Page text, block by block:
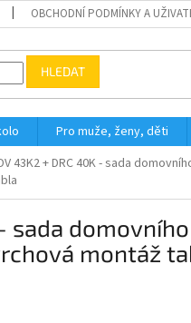
OBCHODNÍ PODMÍNKY A
HLEDAT
Pro muže, ženy, děti
43K2 + DRC 40K - sada
- sada
montáž